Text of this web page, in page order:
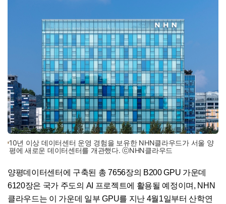
10년 이상 데이터센터 운영 경험을 보유한 NHN클라우드가 서울 양
평에 새로운 데이터센터를 개관했다. ⓒNHN클라우드
양평데이터센터에 구축된 총 7656장의 B200 GPU 가운데
6120장은 국가 주도의 AI 프로젝트에 활용될 예정이며, NHN
클라우드는 이 가운데 일부 GPU를 지난 4월1일부터 산학연